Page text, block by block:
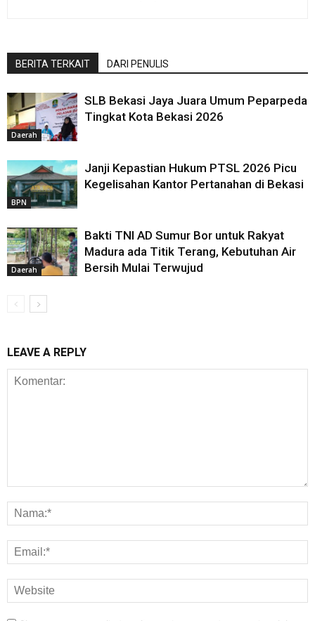
BERITA TERKAIT DARI PENULIS
Daerah
SLB Bekasi Jaya Juara Umum Peparpeda
Tingkat Kota Bekasi 2026
BPN
Janji Kepastian Hukum PTSL 2026 Picu
Kegelisahan Kantor Pertanahan di Bekasi
Daerah
Bakti TNI AD Sumur Bor untuk Rakyat
Madura ada Titik Terang, Kebutuhan Air
Bersih Mulai Terwujud
LEAVE A REPLY